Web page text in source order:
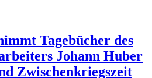
Tagebücher des
Johann Huber
Zwischenkriegszeit